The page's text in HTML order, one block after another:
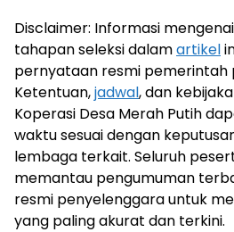
Disclaimer: Informasi
tahapan seleksi dalamartikel
pernyataan resmi pemerintah
Ketentuan,jadwal, dan
Koperasi Desa Merah Putih
waktu sesuai dengan
lembaga terkait. Seluruh
memantau pengumuman
resmi penyelenggara untuk
yang paling akurat dan terkini.